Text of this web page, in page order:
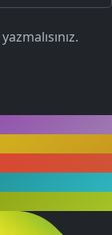
yazmalısınız.